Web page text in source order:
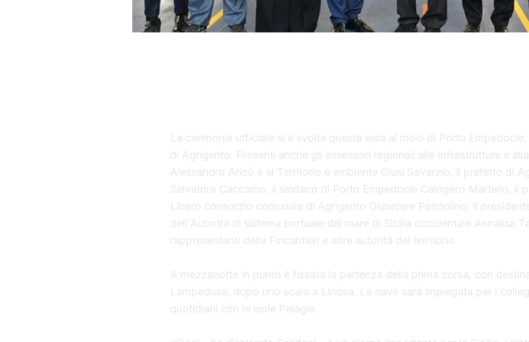
La cerimonia ufficiale si è svolta questa sera al molo di Porto
di Agrigento. Presenti anche gli assessori regionali alle Infrastrutture e
Alessandro Aricò e al Territorio e ambiente Giusi Savarino, il prefetto di
Salvatore Caccamo, il sindaco di Porto Empedocle Calogero Martello, il
Libero consorzio comunale di Agrigento Giuseppe Pendolino, il
dell'Autorità di sistema portuale del mare di Sicilia occidentale Annalisa
rappresentanti della Fincantieri e altre autorità del territorio.
A mezzanotte in punto è fissata la partenza della prima corsa, con
Lampedusa, dopo uno scalo a Linosa. La nave sarà impiegata per i
quotidiani con le isole Pelagie.